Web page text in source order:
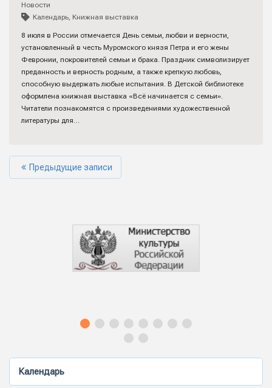
Календарь
Новости
Календарь, Книжная выставка
8 июля в России отмечается День семьи, любви и верности,
установленный в честь Муромского князя Петра и его жены
Февронии, покровителей семьи и брака. Праздник символизирует
преданность и верность родным, а также крепкую любовь,
способную выдержать любые испытания. В Детской библиотеке
оформлена книжная выставка «Всё начинается с семьи».
Читатели познакомятся с произведениями художественной
литературы для…
Предыдущие записи